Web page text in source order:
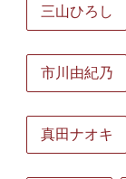
三山ひろし
市川由紀乃
真田ナオキ